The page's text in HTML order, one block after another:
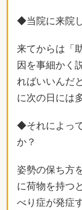
◆当院に来院
来てからは「
因を事細かく
ればいいんだ
に次の日には
◆それによっ
か？
姿勢の保ち方
に荷物を持つ
べり症が発症